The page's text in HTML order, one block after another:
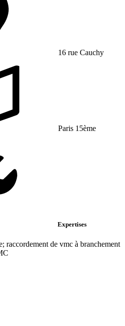
16 rue Cauchy
Paris 15ème
Expertises
raccordement de vmc à branchement